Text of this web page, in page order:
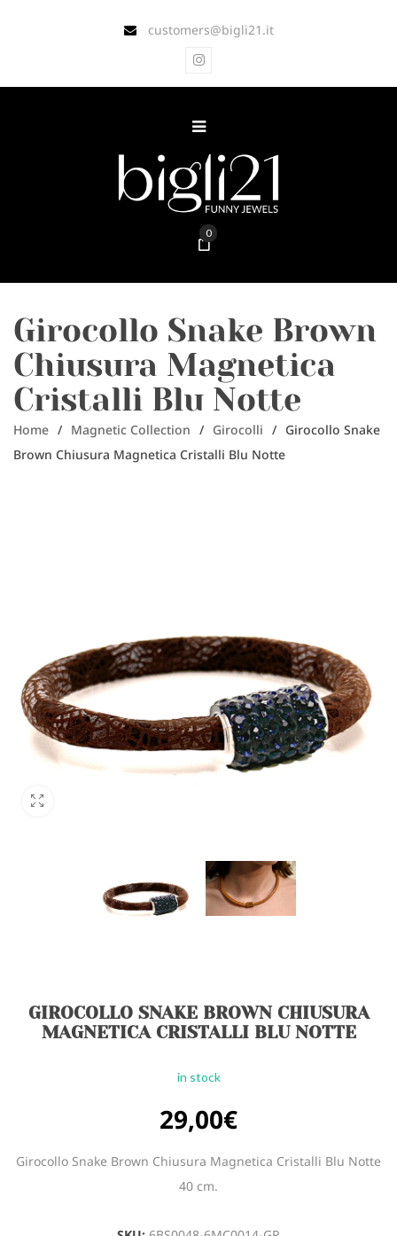
customers@bigli21.it
0
Girocollo Snake Brown
Chiusura Magnetica
Cristalli Blu Notte
Home / Magnetic Collection / Girocolli / Girocollo Snake
Brown Chiusura Magnetica Cristalli Blu Notte
GIROCOLLO SNAKE BROWN CHIUSURA
MAGNETICA CRISTALLI BLU NOTTE
in stock
29,00€
Girocollo Snake Brown Chiusura Magnetica Cristalli Blu Notte
40 cm.